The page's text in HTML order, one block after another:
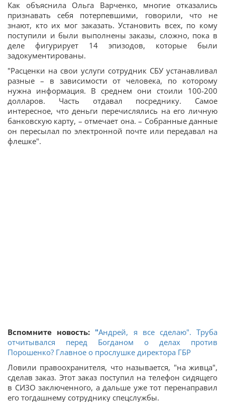
Как объяснила Ольга Варченко, многие отказались
признавать себя потерпевшими, говорили, что не
знают, кто их мог заказать. Установить всех, по кому
поступили и были выполнены заказы, сложно, пока в
деле фигурирует 14 эпизодов, которые были
задокументированы.
"Расценки на свои услуги сотрудник СБУ устанавливал
разные – в зависимости от человека, по которому
нужна информация. В среднем они стоили 100-200
долларов. Часть отдавал посреднику. Самое
интересное, что деньги перечислялись на его личную
банковскую карту, – отмечает она. – Собранные данные
он пересылал по электронной почте или передавал на
флешке".
Вспомните новость: "Андрей, я все сделаю". Труба
отчитывался перед Богданом о делах против
Порошенко? Главное о прослушке директора ГБР
Ловили правоохранителя, что называется, "на живца",
сделав заказ. Этот заказ поступил на телефон сидящего
в СИЗО заключенного, а дальше уже тот перенаправил
его тогдашнему сотруднику спецслужбы.